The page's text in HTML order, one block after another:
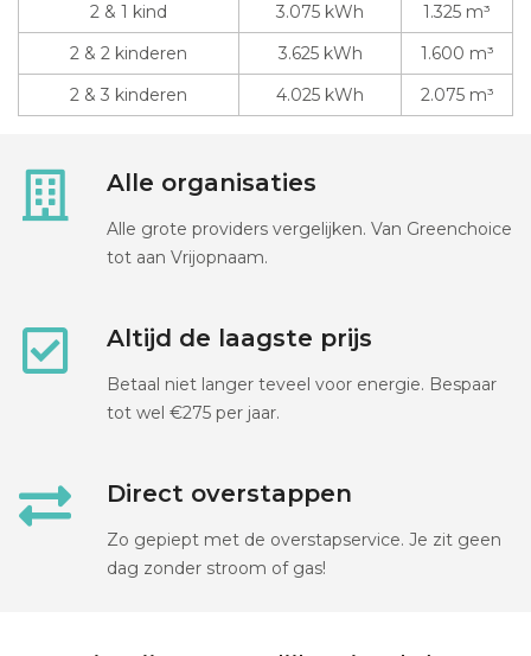
2 & 1 kind
3.075 kWh
1.325 m³
2 & 2 kinderen
3.625 kWh
1.600 m³
2 & 3 kinderen
4.025 kWh 2.075 m³
Alle organisaties
Alle grote providers vergelijken. Van Greenchoice
tot aan Vrijopnaam.
Altijd de laagste prijs
Betaal niet langer teveel voor energie. Bespaar
tot wel €275 per jaar.
Direct overstappen
Zo gepiept met de overstapservice. Je zit geen
dag zonder stroom of gas!